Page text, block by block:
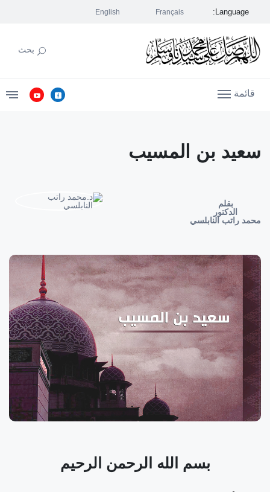
Language:
English Français
بحث
قائمة
سعيد بن المسيب
بقلم
الدكتور
محمد راتب النابلسي
بسم الله الرحمن الرحيم